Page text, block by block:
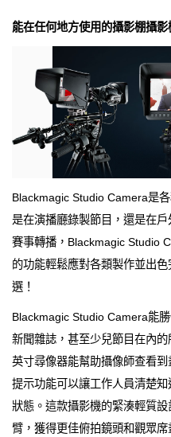
能在任何地方使用的攝影棚攝影
Blackmagic Studio Camera是
是在演播廳錄製節目，還是在
賽事轉播，Blackmagic Studio
的功能輕鬆應對各類製作並出
選！
Blackmagic Studio Camera能
新聞雜誌，甚至少兒節目在內
英寸尋像器能幫助攝像師查看
提示功能可以讓工作人員清楚
狀態。這款攝影機的緊湊輕質
臂，獲得更佳俯拍鏡頭和觀眾